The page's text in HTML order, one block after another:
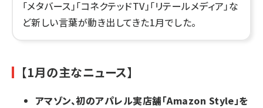
「メタバース」「コネクテッドTV」「リテールメディア」な
ど新しい言葉が動き出してきた1月でした。
【1月の主なニュース】
アマゾン、初のアパレル実店舗「Amazon Style」を